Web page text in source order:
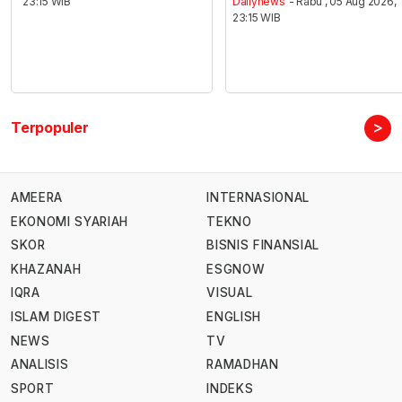
23:15 WIB
Terpopuler >
AMEERA
EKONOMI SYARIAH
SKOR
KHAZANAH
IQRA
ISLAM DIGEST
NEWS
ANALISIS
SPORT
INTERNASIONAL
TEKNO
BISNIS FINANSIAL
ESGNOW
VISUAL
ENGLISH
TV
RAMADHAN
INDEKS